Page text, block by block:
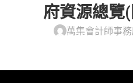
府資源總覽
萬集會計師事